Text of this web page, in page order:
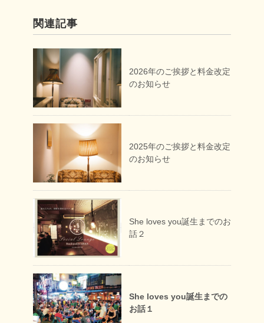
関連記事
2026年のご挨拶と料金改定
のお知らせ
2025年のご挨拶と料金改定
のお知らせ
She loves you誕生までのお
話２
She loves you誕生までの
お話１